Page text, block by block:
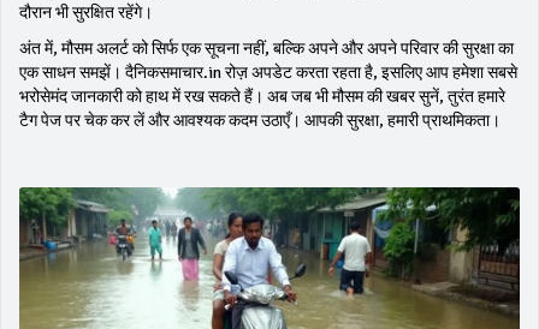
दौरान भी सुरक्षित रहेंगे।
अंत में, मौसम अलर्ट को सिर्फ एक सूचना नहीं, बल्कि अपने और अपने परिवार की सुरक्षा का
एक साधन समझें। दैनिकसमाचार.in रोज़ अपडेट करता रहता है, इसलिए आप हमेशा सबसे
भरोसेमंद जानकारी को हाथ में रख सकते हैं। अब जब भी मौसम की खबर सुनें, तुरंत हमारे
टैग पेज पर चेक कर लें और आवश्यक कदम उठाएँ। आपकी सुरक्षा, हमारी प्राथमिकता।